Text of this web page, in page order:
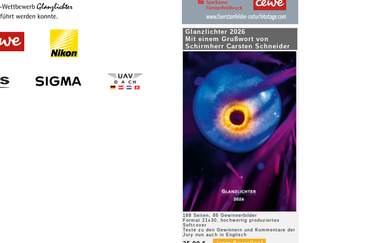
Glanzlichter 2026
Mit einem Grußwort von
Schirmherr Carsten Schneider
168 Seiten, 86 Gewinnerbilder
Format 21x30, hochwertig produziertes
Softcover
Texte zu den Gewinnern und Kommentare der
Jury nun auch in Englisch